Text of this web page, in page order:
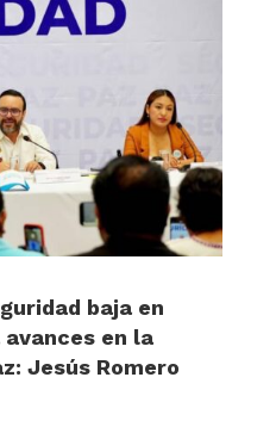
baja en
en la
Jesús Romero